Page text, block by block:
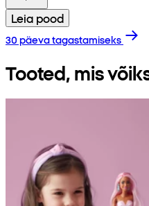
Leia pood
30 päeva tagastamiseks
Tooted, mis